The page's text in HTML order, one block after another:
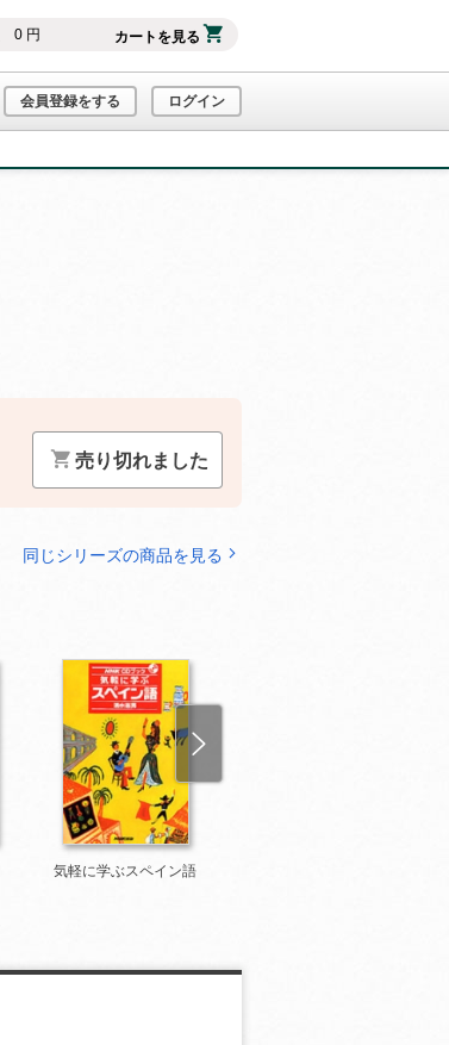
0円 カートを見る
会員登録をする ログイン
売り切れました
同じシリーズの商品を見る
気軽に学ぶスペイン語